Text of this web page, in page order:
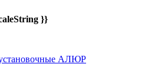
}}
АЛЮР